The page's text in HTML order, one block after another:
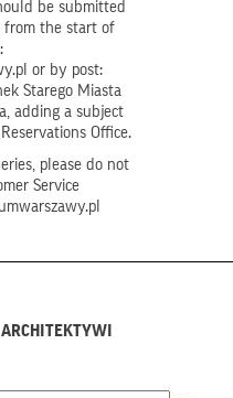
be submitted
from the start of
or by post:
Starego Miasta
adding a subject
Office.
please do not
Service